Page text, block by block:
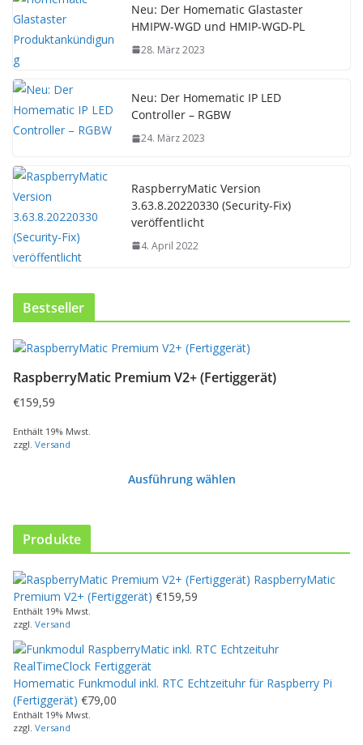
Neu: Der Homematic Glastaster
HMIPW-WGD und HMIP-WGD-PL
28. März 2023
Neu: Der Homematic IP LED
Controller – RGBW
24. März 2023
RaspberryMatic Version
3.63.8.20220330 (Security-Fix)
veröffentlicht
4. April 2022
Bestseller
RaspberryMatic Premium V2+ (Fertiggerät)
€159,59
Enthält 19% Mwst.
zzgl. Versand
Ausführung wählen
D
e
s
s
P
t
w
e
i
s
m
e
h
r
e
Produkte
RaspberryMatic
Premium V2+ (Fertiggerät) €159,59
Enthält 19% Mwst.
zzgl. Versand
Homematic Funkmodul inkl. RTC Echtzeituhr für Raspberry Pi
(Fertiggerät) €79,00
Enthält 19% Mwst.
zzgl. Versand